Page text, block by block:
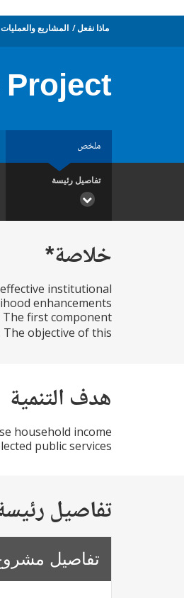
ماذا نفعل المشاريع والعمليات
ملخص
تفاصيل رئيسة
خلاصة*
institutional
enhancements
The first component
objective of this...
هدف التنمية
household income
public services.
تفاصيل
تفاصيل